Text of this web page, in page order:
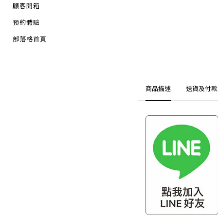
顧客開箱
預約體驗
部落格首頁
商品描述 送貨及付